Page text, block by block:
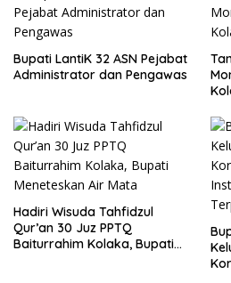
Bupati LantiK 32 ASN Pejabat
Administrator dan Pengawas
Hadiri Wisuda Tahfidzul
Qur’an 30 Juz PPTQ
Baiturrahim Kolaka, Bupati